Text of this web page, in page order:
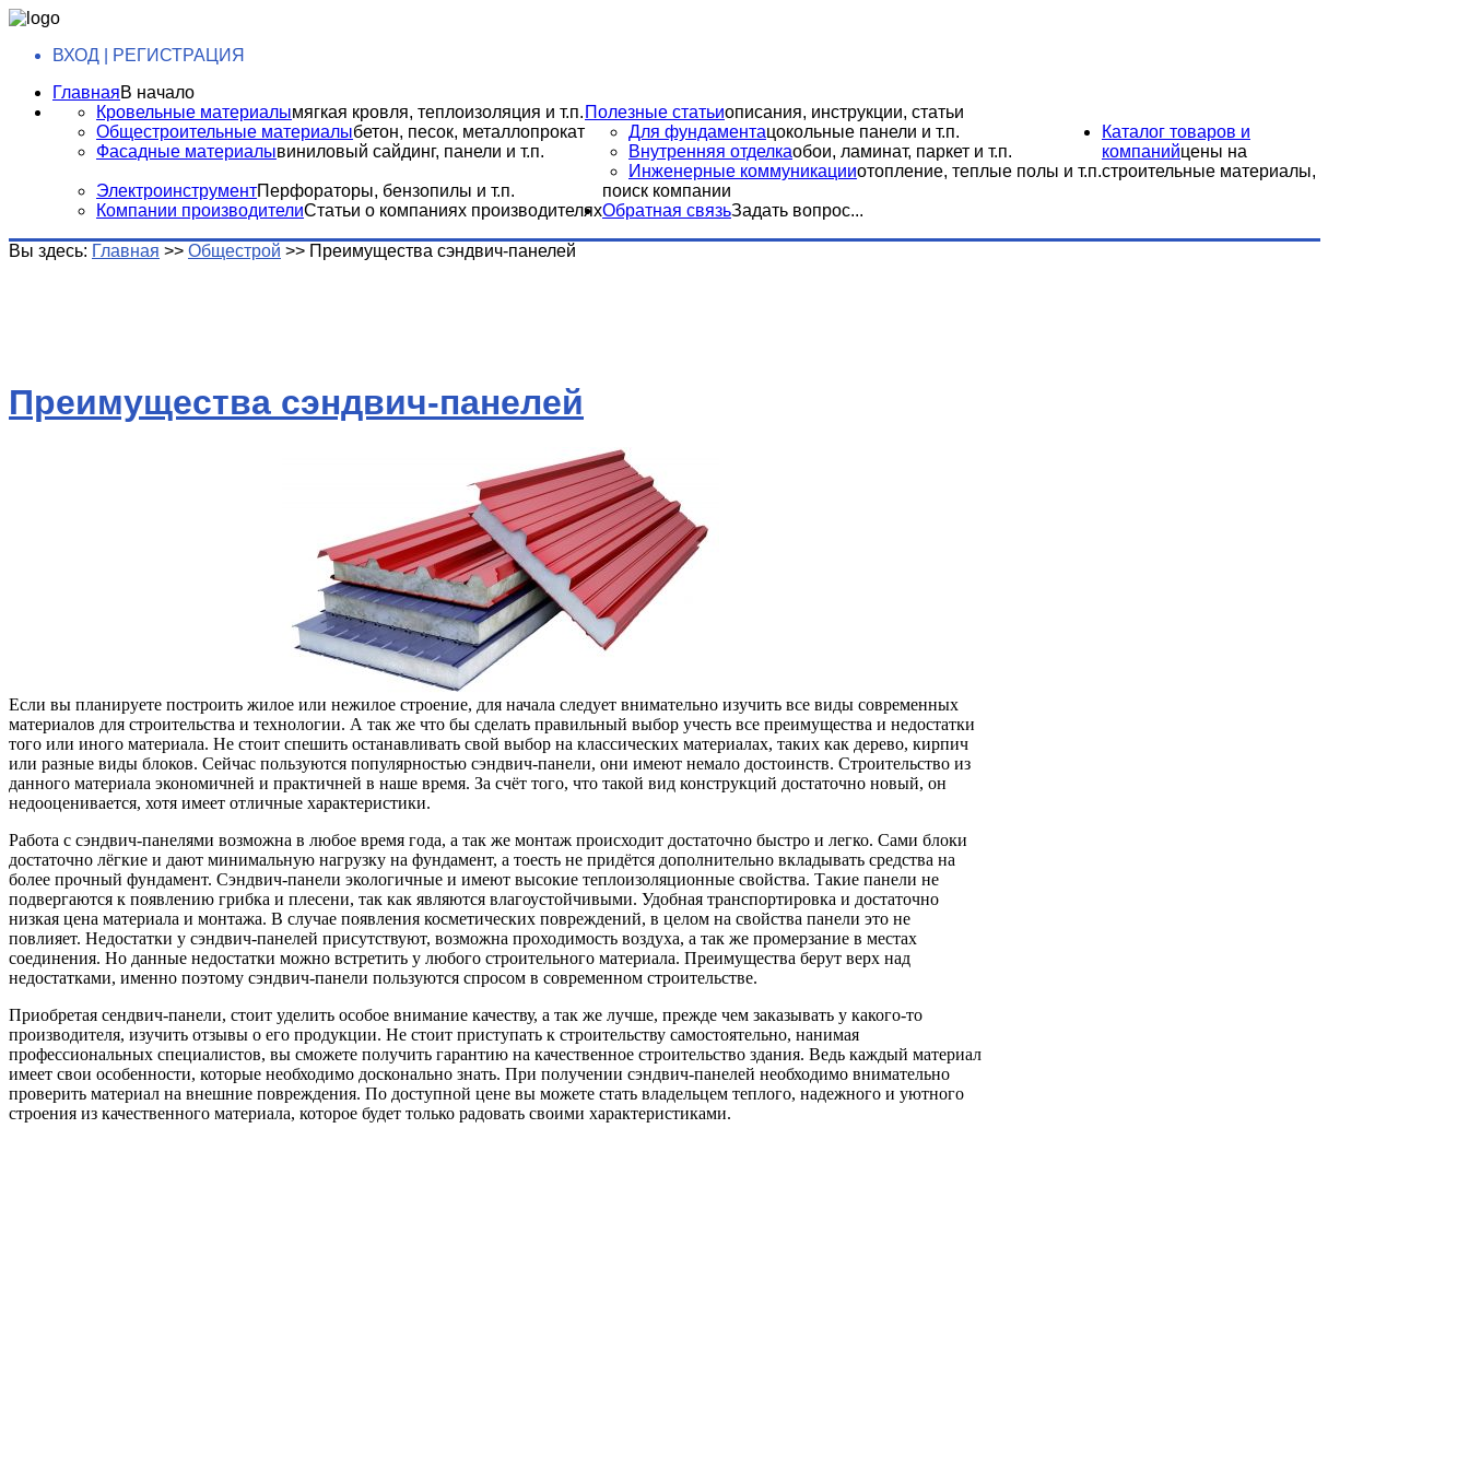
ВХОД | РЕГИСТРАЦИЯ
ГлавнаяВ начало
Полезные статьиописания, инструкции, статьи
Кровельные материалымягкая кровля, теплоизоляция и т.п.
Общестроительные материалыбетон, песок, металлопрокат
Фасадные материалывиниловый сайдинг, панели и т.п.
Для фундаментацокольные панели и т.п.
Внутренняя отделкаобои, ламинат, паркет и т.п.
Инженерные коммуникацииотопление, теплые полы и т.п.
ЭлектроинструментПерфораторы, бензопилы и т.п.
Компании производителиСтатьи о компаниях производителях
Каталог товаров и
компанийцены на
строительные материалы,
поиск компании
Обратная связьЗадать вопрос...
Вы здесь: Главная >> Общестрой >> Преимущества сэндвич-панелей
Преимущества сэндвич-панелей
Если вы планируете построить жилое или нежилое строение, для начала следует внимательно изучить все виды современных
материалов для строительства и технологии. А так же что бы сделать правильный выбор учесть все преимущества и недостатки
того или иного материала. Не стоит спешить останавливать свой выбор на классических материалах, таких как дерево, кирпич
или разные виды блоков. Сейчас пользуются популярностью сэндвич-панели, они имеют немало достоинств. Строительство из
данного материала экономичней и практичней в наше время. За счёт того, что такой вид конструкций достаточно новый, он
недооценивается, хотя имеет отличные характеристики.
Работа с сэндвич-панелями возможна в любое время года, а так же монтаж происходит достаточно быстро и легко. Сами блоки
достаточно лёгкие и дают минимальную нагрузку на фундамент, а тоесть не придётся дополнительно вкладывать средства на
более прочный фундамент. Сэндвич-панели экологичные и имеют высокие теплоизоляционные свойства. Такие панели не
подвергаются к появлению грибка и плесени, так как являются влагоустойчивыми. Удобная транспортировка и достаточно
низкая цена материала и монтажа. В случае появления косметических повреждений, в целом на свойства панели это не
повлияет. Недостатки у сэндвич-панелей присутствуют, возможна проходимость воздуха, а так же промерзание в местах
соединения. Но данные недостатки можно встретить у любого строительного материала. Преимущества берут верх над
недостатками, именно поэтому сэндвич-панели пользуются спросом в современном строительстве.
Приобретая сендвич-панели, стоит уделить особое внимание качеству, а так же лучше, прежде чем заказывать у какого-то
производителя, изучить отзывы о его продукции. Не стоит приступать к строительству самостоятельно, нанимая
профессиональных специалистов, вы сможете получить гарантию на качественное строительство здания. Ведь каждый материал
имеет свои особенности, которые необходимо досконально знать. При получении сэндвич-панелей необходимо внимательно
проверить материал на внешние повреждения. По доступной цене вы можете стать владельцем теплого, надежного и уютного
строения из качественного материала, которое будет только радовать своими характеристиками.